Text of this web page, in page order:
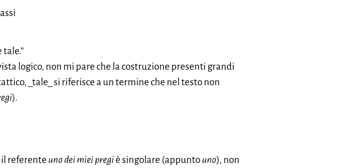
tale.”
logico, non mi pare che la costruzione presenti grandi
_tale_ si riferisce a un termine che nel testo non
).
il referente uno dei miei pregiè singolare (appuntouno), non